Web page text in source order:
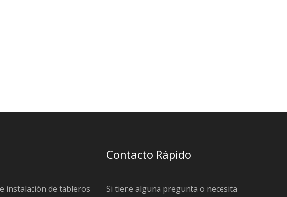
instalación de tableros
Contacto Rápido
Si tiene alguna pregunta o necesita